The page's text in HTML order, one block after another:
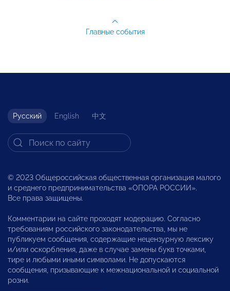
Главные события
Русский English 中文
© 2023 Общероссийская общественная организация малого
и среднего предпринимательства «ОПОРА РОССИИ».
Все права защищены.
Комментарии на сайте проходят модерацию. Согласно
требованиям российского законодательства, мы не
публикуем сообщения, содержащие нецензурную лексику
и/или оскорбления, даже в случае замены букв точками,
тире и любыми иными символами. Не допускаются
сообщения, призывающие к межнациональной и социальной
розни.